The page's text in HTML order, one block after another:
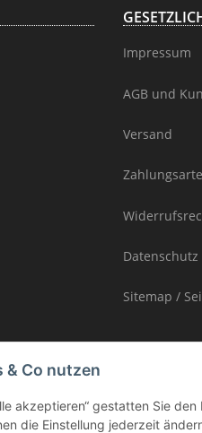
& Co nutzen
akzeptieren“ gestatten Sie
die Einstellung jederzeit
Impressum
AGB und
Versand
Datenschutz
Sitemap /
Daher wird die im